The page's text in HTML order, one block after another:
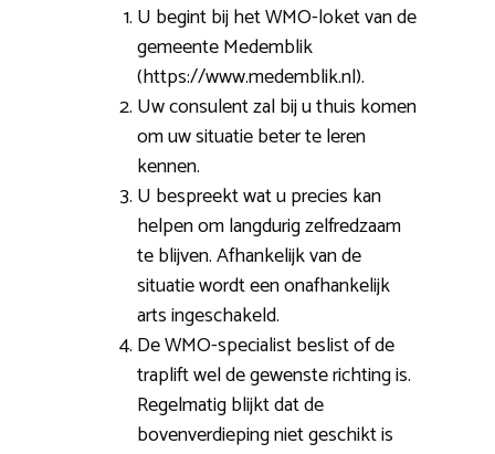
U begint bij het WMO-loket van de
gemeente Medemblik
(https://www.medemblik.nl).
Uw consulent zal bij u thuis komen
om uw situatie beter te leren
kennen.
U bespreekt wat u precies kan
helpen om langdurig zelfredzaam
te blijven. Afhankelijk van de
situatie wordt een onafhankelijk
arts ingeschakeld.
De WMO-specialist beslist of de
traplift wel de gewenste richting is.
Regelmatig blijkt dat de
bovenverdieping niet geschikt is